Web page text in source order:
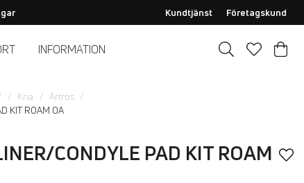
Kundtjänst Företagskund
INFORMATION
Knä
Artros
KIT ROAM OA
CONDYLE PAD KIT ROAM